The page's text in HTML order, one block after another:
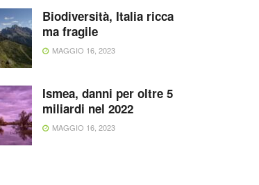
Biodiversità, Italia ricca
ma fragile
MAGGIO 16, 2023
Ismea, danni per oltre 5
miliardi nel 2022
MAGGIO 16, 2023